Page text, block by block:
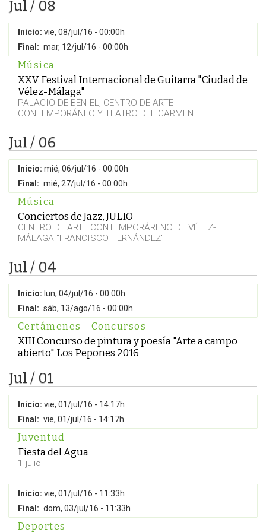
Jul / 08
Inicio: vie, 08/jul/16 - 00:00h
Final: mar, 12/jul/16 - 00:00h
Música
XXV Festival Internacional de Guitarra "Ciudad de
Vélez-Málaga"
PALACIO DE BENIEL, CENTRO DE ARTE
CONTEMPORÁNEO Y TEATRO DEL CARMEN
Jul / 06
Inicio: mié, 06/jul/16 - 00:00h
Final: mié, 27/jul/16 - 00:00h
Música
Conciertos de Jazz, JULIO
CENTRO DE ARTE CONTEMPORÁRENO DE VÉLEZ-
MÁLAGA "FRANCISCO HERNÁNDEZ"
Jul / 04
Inicio: lun, 04/jul/16 - 00:00h
Final: sáb, 13/ago/16 - 00:00h
Certámenes - Concursos
XIII Concurso de pintura y poesía "Arte a campo
abierto" Los Pepones 2016
Jul / 01
Inicio: vie, 01/jul/16 - 14:17h
Final: vie, 01/jul/16 - 14:17h
Juventud
Fiesta del Agua
1 julio
Inicio: vie, 01/jul/16 - 11:33h
Final: dom, 03/jul/16 - 11:33h
Deportes